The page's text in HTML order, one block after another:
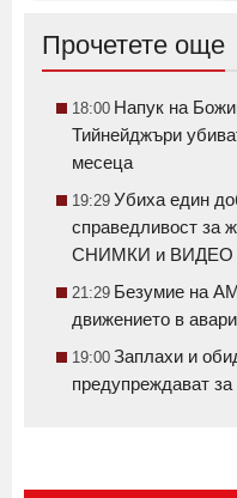
Прочетете още
18:00 Напук на
Тийнейджъри
месеца
19:29 Убиха един
справедливост за
СНИМКИ и ВИДЕО
21:29 Безумие на
движението в
19:00 Заплахи и
предупреждават